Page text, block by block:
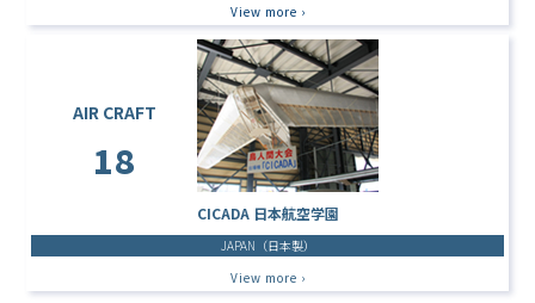
View more ›
AIR CRAFT
18
CICADA 日本航空学園
JAPAN（日本製）
View more ›